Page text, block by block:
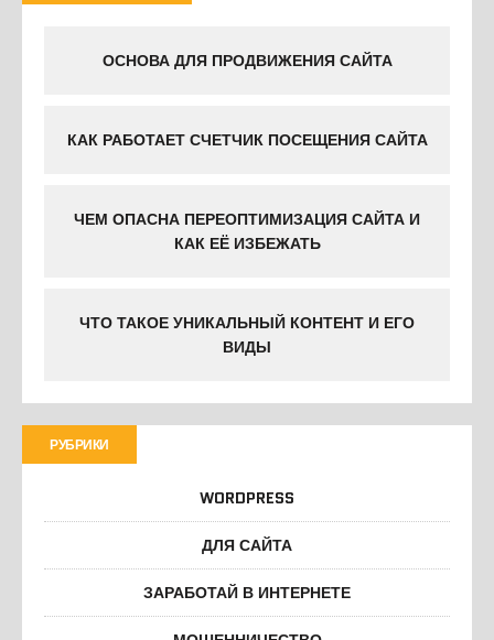
ОСНОВА ДЛЯ ПРОДВИЖЕНИЯ САЙТА
КАК РАБОТАЕТ СЧЕТЧИК ПОСЕЩЕНИЯ САЙТА
ЧЕМ ОПАСНА ПЕРЕОПТИМИЗАЦИЯ САЙТА И
КАК ЕЁ ИЗБЕЖАТЬ
ЧТО ТАКОЕ УНИКАЛЬНЫЙ КОНТЕНТ И ЕГО
ВИДЫ
РУБРИКИ
WORDPRESS
ДЛЯ САЙТА
ЗАРАБОТАЙ В ИНТЕРНЕТЕ